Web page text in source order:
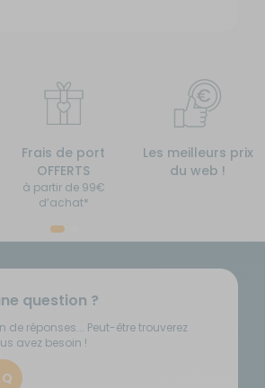
Frais de port
OFFERTS
à partir de 99€
d’achat*
Les meilleurs prix
du web !
question ?
de réponses... Peut-être trouverez
avez besoin !